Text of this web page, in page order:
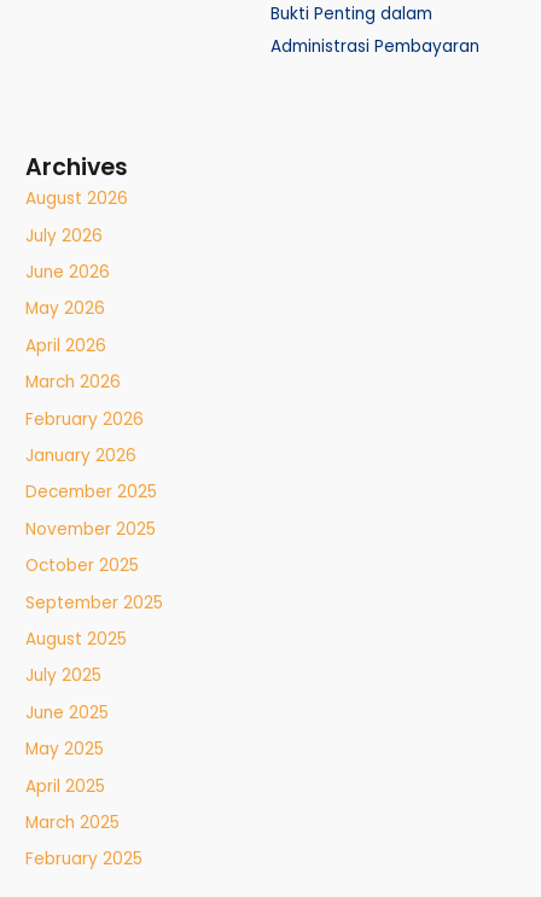
Bukti Penting dalam
Administrasi Pembayaran
Archives
August 2026
July 2026
June 2026
May 2026
April 2026
March 2026
February 2026
January 2026
December 2025
November 2025
October 2025
September 2025
August 2025
July 2025
June 2025
May 2025
April 2025
March 2025
February 2025